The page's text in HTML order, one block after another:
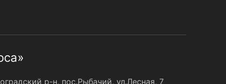
р-н, пос.Рыбачий, ул.Лесная, 7